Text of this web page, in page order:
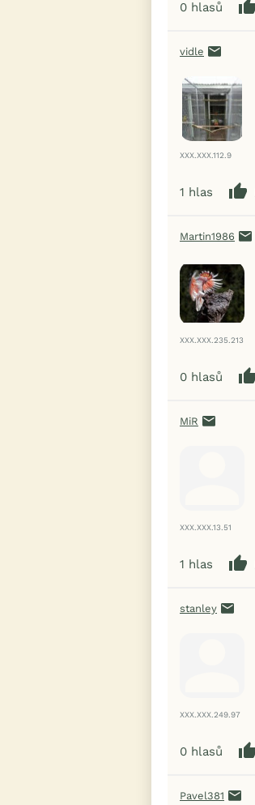
0 hlasů
vidle
XXX.XXX.112.9
1 hlas
Martin1986
XXX.XXX.235.213
0 hlasů
MiR
XXX.XXX.13.51
1 hlas
stanley
XXX.XXX.249.97
0 hlasů
Pavel381